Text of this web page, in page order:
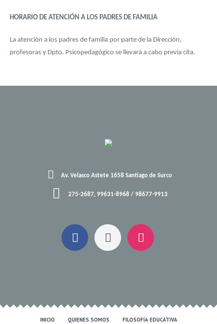
HORARIO DE ATENCIÓN A LOS PADRES DE FAMILIA
La atención a los padres de familia por parte de la Dirección,
profesoras y Dpto. Psicopedagógico se llevará a cabo previa cita.
Av. Velasco Astete 1658 Santiago de Surco
275-2687, 99631-8968 / 98677-9913
INICIO QUIENES SOMOS FILOSOFÍA EDUCATIVA